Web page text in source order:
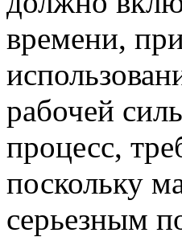
времени,
рабочей
процесс,
поскольку
серьезным